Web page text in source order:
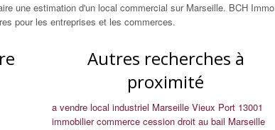
une estimation d'un local commercial sur Marseille. BCH Immo
pour les entreprises et les commerces.
Autres recherches à
proximité
a vendre local industriel Marseille Vieux Port 13001
immobilier commerce cession droit au bail Marseille